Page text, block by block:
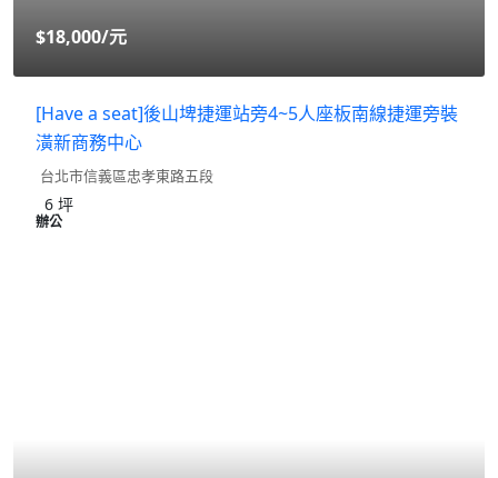
$18,000/元
[Have a seat]後山埤捷運站旁4~5人座板南線捷運旁裝
潢新商務中心
台北市信義區忠孝東路五段
6 坪
辦公